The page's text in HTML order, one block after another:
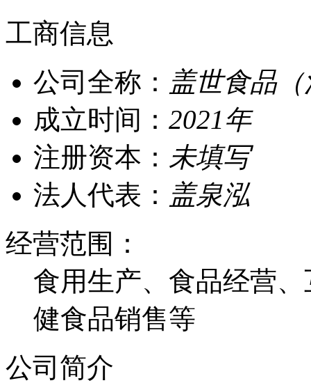
工商信息
公司全称： 盖世食品
成立时间： 2021年
注册资本： 未填写
法人代表： 盖泉泓
经营范围：
食用生产、食品经营
健食品销售等
公司简介